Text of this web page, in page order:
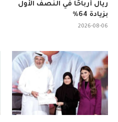
ريال أرباحًا في النصف الأول
بزيادة 64%
2026-08-06